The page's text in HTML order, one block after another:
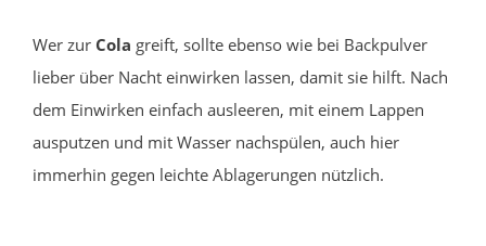
Wer zur Cola greift, sollte ebenso wie bei Backpulver
lieber über Nacht einwirken lassen, damit sie hilft. Nach
dem Einwirken einfach ausleeren, mit einem Lappen
ausputzen und mit Wasser nachspülen, auch hier
immerhin gegen leichte Ablagerungen nützlich.